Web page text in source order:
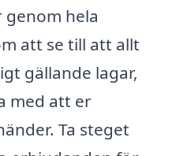
genom hela
att se till att allt
gällande lagar,
med att er
Ta steget